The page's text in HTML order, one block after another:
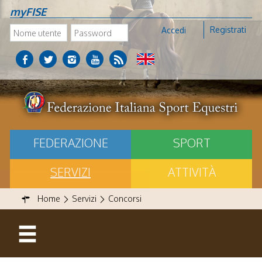
myFISE
Accedi Registrati
FEDERAZIONE
SPORT
SERVIZI
ATTIVITÀ
Home Servizi Concorsi